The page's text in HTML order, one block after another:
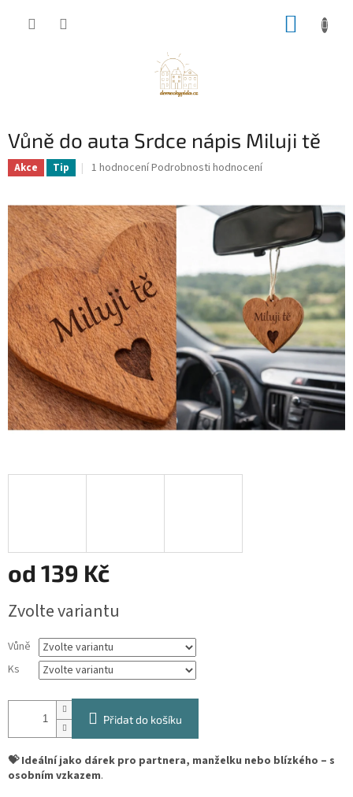
Vůně do auta Srdce nápis Miluji tě
Akce Tip
Průměrné
je
5,0
z
5
hvězdiček.
1 hodnoceníPodrobnosti hodnocení
od 139 Kč
cena:
Zvolte variantu
Vůně
Ks
Přidat do košíku
💝 Ideální jako dárek pro partnera, manželku nebo blízkého – s
osobním vzkazem.